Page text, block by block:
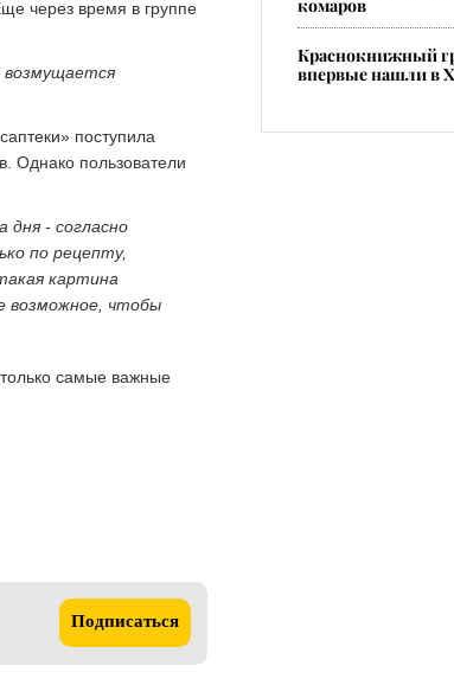
через время в группе
возмущается
поступила
Однако пользователи
- согласно
по рецепту,
картина
возможное, чтобы
самые важные
Подписаться
комаров
​Краснокнижный
впервые нашли в